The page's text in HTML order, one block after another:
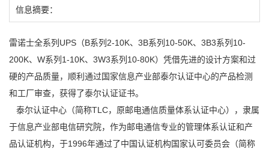
信息摘要：
雷诺士全系列UPS（B系列2-10K、3B系列10-50K、3B3系列10-
200K、W系列1-10K、3W3系列10-80K）凭借先进的设计方案和过
硬的产品质量，顺利通过国家信息产业部泰尔认证中心的产品检测
和工厂审查，获得了泰尔认证证书。
泰尔认证中心（简称TLC，原邮电通信质量体系认证中心），隶属
于信息产业部电信研究院，作为邮电通信专业的管理体系认证和产
品认证机构，于1996年通过了中国认证机构国家认可委员会（简称